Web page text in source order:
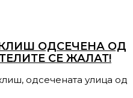
ОДСЕЧЕНА ОД
СЕ ЖАЛАТ!
одсечената улица од